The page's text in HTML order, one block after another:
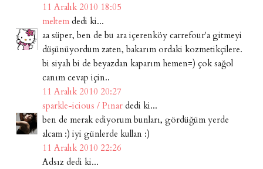
11 Aralık 2010 18:05
meltemdedi ki...
aa süper, ben de bu ara içerenköy carrefour'a gitmeyi
düşünüyordum zaten, bakarım ordaki kozmetikçilere.
bi siyah bi de beyazdan kaparım hemen=) çok sağol
canım cevap için..
11 Aralık 2010 20:27
sparkle-icious / Pınardedi ki...
ben de merak ediyorum bunları, gördüğüm yerde
alcam :) iyi günlerde kullan :)
11 Aralık 2010 22:26
Adsız dedi ki...